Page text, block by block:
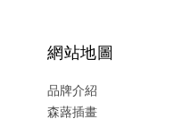
網站地圖
品牌介紹
森蕗插畫